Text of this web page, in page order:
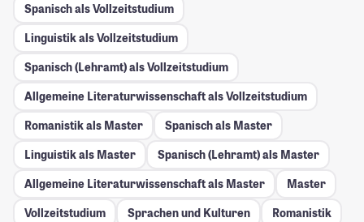
Spanisch als Vollzeitstudium
Linguistik als Vollzeitstudium
Spanisch (Lehramt) als Vollzeitstudium
Allgemeine Literaturwissenschaft als Vollzeitstudium
Romanistik als Master
Spanisch als Master
Linguistik als Master
Spanisch (Lehramt) als Master
Allgemeine Literaturwissenschaft als Master
Master
Vollzeitstudium
Sprachen und Kulturen
Romanistik